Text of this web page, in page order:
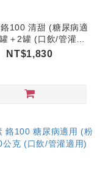
100 清甜 (糖尿病適
＋2罐 (口飲/管灌適
用)
NT$1,830